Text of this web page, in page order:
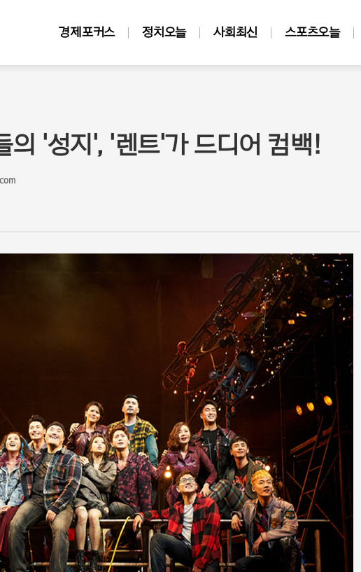
경제포커스 정치오늘 사회최신 스포츠오늘
의 '성지', '렌트'가 드디어 컴백!